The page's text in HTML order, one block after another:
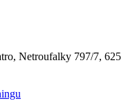
Netroufalky 797/7, 625